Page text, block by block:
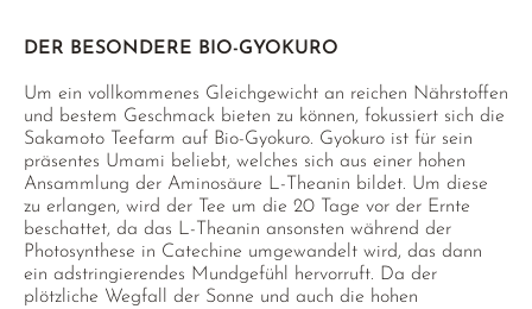
DER BESONDERE BIO-GYOKURO
Um ein vollkommenes Gleichgewicht an reichen Nährstoffen
und bestem Geschmack bieten zu können, fokussiert sich die
Sakamoto Teefarm auf Bio-Gyokuro. Gyokuro ist für sein
präsentes Umami beliebt, welches sich aus einer hohen
Ansammlung der Aminosäure L-Theanin bildet. Um diese
zu erlangen, wird der Tee um die 20 Tage vor der Ernte
beschattet, da das L-Theanin ansonsten während der
Photosynthese in Catechine umgewandelt wird, das dann
ein adstringierendes Mundgefühl hervorruft. Da der
plötzliche Wegfall der Sonne und auch die hohen